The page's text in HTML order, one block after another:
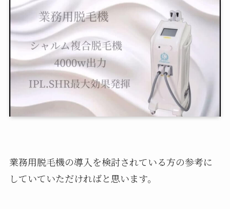
業務用脱毛機の導入を検討されている方の参考に
していていただければと思います。